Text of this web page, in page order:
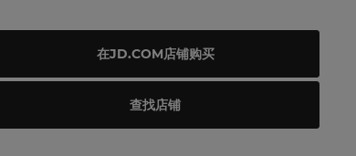
在JD.COM店铺购买
查找店铺